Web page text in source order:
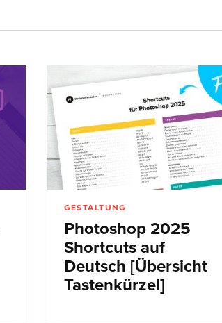
GESTALTUNG
Photoshop 2025
Shortcuts auf
Deutsch [Übersicht
Tastenkürzel]